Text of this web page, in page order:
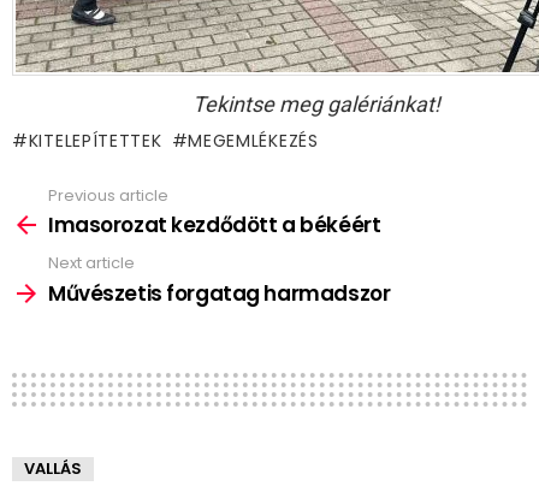
Tekintse meg galériánkat!
KITELEPÍTETTEK MEGEMLÉKEZÉS
more
Previous article
Imasorozat kezdődött a békéért
Next article
Művészetis forgatag harmadszor
VALLÁS